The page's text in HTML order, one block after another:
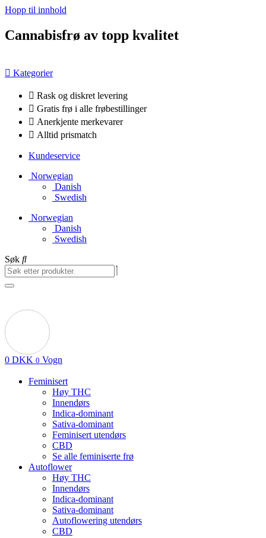
Hopp til innhold
Cannabisfrø av topp kvalitet
Kategorier
Rask og diskret levering
Gratis frø i alle frøbestillinger
Anerkjente merkevarer
Alltid prismatch
Kundeservice
Norwegian
Danish
Swedish
Norwegian
Danish
Swedish
Søk
0 DKK 0 Vogn
Feminisert
Høy THC
Innendørs
Indica-dominant
Sativa-dominant
Feminisert utendørs
CBD
Se alle feminiserte frø
Autoflower
Høy THC
Innendørs
Indica-dominant
Sativa-dominant
Autoflowering utendørs
CBD